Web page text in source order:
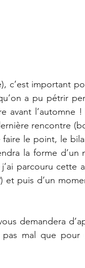
c’est important
a pu pétrir
avant l’automne
rencontre
faire le point, le
la forme d’un
parcouru cette
et puis d’un
demandera
pas mal que